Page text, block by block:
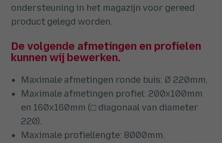
ondersteuning in het magazijn voor gereed
product gelegd worden.
De volgende afmetingen en profielen
kunnen wij bewerken.
Maximale afmetingen ronde buis: Ø 220mm,
Maximale afmetingen profiel: 200x100mm
en 160x160mm (□ diagonaal van diameter
220).
Maximale profiellengte: 8000mm.